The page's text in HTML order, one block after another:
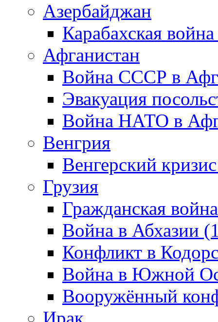
Азербайджан
Карабахская
Афганистан
Война СССР в
Эвакуация
Война НАТО в
Венгрия
Венгерский
Грузия
Гражданская
Война в Абхазии
Конфликт в
Война в Южной
Вооружённый